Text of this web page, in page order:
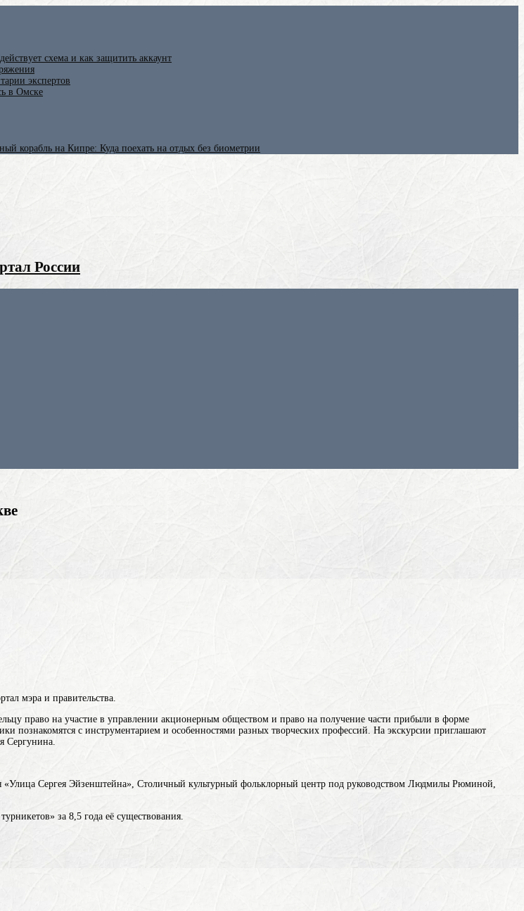
схема и как защитить аккаунт
экспертов
в Омске
корабль на Кипре: Куда поехать на отдых без биометрии
России
мэра и правительства.
право на участие в управлении акционерным обществом и право на получение части прибыли в форме
познакомятся с инструментарием и особенностями разных творческих профессий. На экскурсии приглашают
Сергунина.
Сергея Эйзенштейна», Столичный культурный фольклорный центр под руководством Людмилы Рюминой,
за 8,5 года её существования.